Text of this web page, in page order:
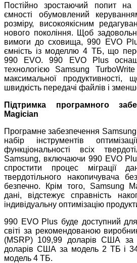
Постійно зростаючий попит на
ємності обумовлений
розміру, високоякісним
нового покоління. Щоб
вимоги до сховища, 990 EVO
ємність із моделлю 4 ТБ, що
990 EVO. 990 EVO Plus
технологією Samsung
максимальної продуктивності,
швидкість передачі файлів і
Підтримка програмного
Magician
Програмне забезпечення
набір інструментів
функціональності всіх
Samsung, включаючи 990 EVO
спростити процес міграції
твердотільного накопичувача
безпечно. Крім того, Samsung
дані, відстежує справність
індивідуальну оптимізацію
990 EVO Plus буде доступний
світі за рекомендованою
(MSRP) 109,99 доларів США
доларів США за модель 2 ТБ і
модель 4 ТБ.